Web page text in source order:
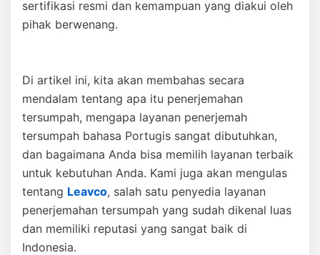
sertifikasi resmi dan kemampuan yang diakui oleh
pihak berwenang.
Di artikel ini, kita akan membahas secara
mendalam tentang apa itu penerjemahan
tersumpah, mengapa layanan penerjemah
tersumpah bahasa Portugis sangat dibutuhkan,
dan bagaimana Anda bisa memilih layanan terbaik
untuk kebutuhan Anda. Kami juga akan mengulas
tentang Leavco, salah satu penyedia layanan
penerjemahan tersumpah yang sudah dikenal luas
dan memiliki reputasi yang sangat baik di
Indonesia.